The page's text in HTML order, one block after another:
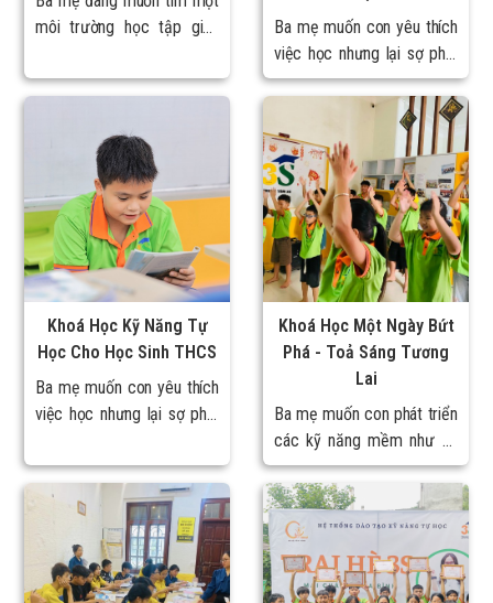
môi trường học tập giúp
mà không cần phải nhắc
Ba mẹ muốn con yêu thích
việc học nhưng lại sợ phải
la mắng mỗi khi con chống
đối và mất thời gian tìm
hiểu chương trình học của
con
Khoá Học Kỹ Năng Tự
Học Cho Học Sinh THCS
Ba mẹ muốn con yêu thích
việc học nhưng lại sợ phải
đối và mất thời gian tìm
hiểu chương trình học của
Khoá Học Một Ngày Bứt
Phá - Toả Sáng Tương
Lai
Ba mẹ muốn con phát triển
các kỹ năng mềm như kỹ
năng giao tiếp, kỹ năng
thuyết trình, kỹ năng làm
việc nhóm, ... mà chưa tìm
được môi trường phù hợp?